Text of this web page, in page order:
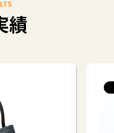
績